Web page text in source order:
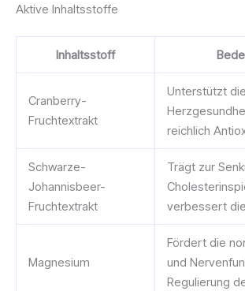
Aktive Inhaltsstoffe
Inhaltsstoff
Cranberry-
Fruchtextrakt
Unterstützt die
reichlich
Schwarze-
Johannisbeer-
Fruchtextrakt
Trägt zur
verbessert
Magnesium
Fördert die
und
Regulierung